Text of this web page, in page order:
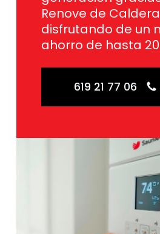
Renove de
disfrutando de un
ahorro de hasta
619 21 77 06